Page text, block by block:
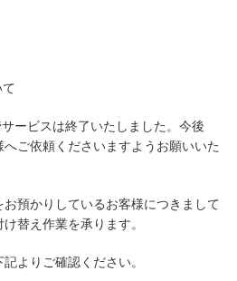
ービスは終了いたしました。 今後
ご依頼くださいますようお願いいた
預かりしているお客様につきまして
替え作業を承ります。
よりご確認ください。